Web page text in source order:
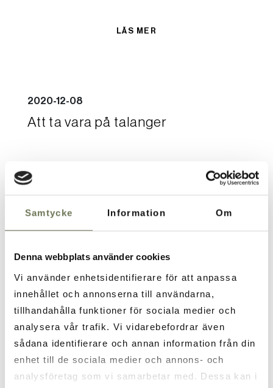
Samtycke Information Om
Denna webbplats använder cookies
Vi använder enhetsidentifierare för att anpassa
innehållet och annonserna till användarna,
tillhandahålla funktioner för sociala medier och
analysera vår trafik. Vi vidarebefordrar även
sådana identifierare och annan information från din
enhet till de sociala medier och annons- och
analysföretag som vi samarbetar med. Dessa kan i
LÄS MER
2020-12-08
Att ta vara på talanger
2020-12-01
Känslan av advent
LÄS MER
2020-11-24
Ur ett gästperspektiv
LÄS MER